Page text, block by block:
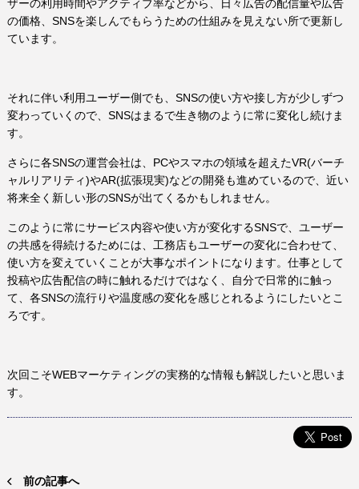
ザーの利用時間やアクティブ率などから、日々広告の配信量や広告
の価格、SNSを楽しんでもらうための仕組みを見えない所で更新し
ています。
それに伴い利用ユーザー側でも、SNSの使い方や接し方が少しずつ
変わっていくので、SNSはまるで生き物のように常に変化し続けま
す。
さらに各SNSの運営会社は、PCやスマホの領域を超えたVR(バーチ
ャルリアリティ)やAR(拡張現実)などの開発も進めているので、近い
将来全く新しい形のSNSが出てくるかもしれません。
このように常にサービス内容や使い方が変化するSNSで、ユーザー
の共感を得続けるためには、工務店もユーザーの変化に合わせて、
使い方を変えていくことが大事なポイントになります。仕事として
投稿や広告配信の時に触れるだけではなく、自分で日常的に触っ
て、各SNSの流行りや温度感の変化を感じとれるようにしたいとこ
ろです。
次回こそWEBマーケティングの実務的な情報も解説したいと思いま
す。
前の記事へ